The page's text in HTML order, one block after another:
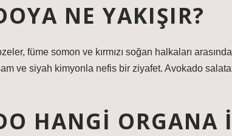
NE YAKIŞIR?
füme somon ve kırmızı soğan halkaları
ve siyah kimyonla nefis bir ziyafet. Avokado
HANGI ORGANA